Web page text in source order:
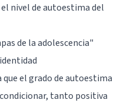
nivel de autoestima del
de la adolescencia"
que el grado de autoestima
tanto positiva